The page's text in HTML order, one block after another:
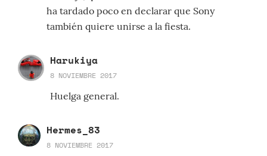
ha tardado poco en declarar que Sony
también quiere unirse a la fiesta.
Harukiya
8 NOVIEMBRE 2017
Huelga general.
Hermes_83
8 NOVIEMBRE 2017